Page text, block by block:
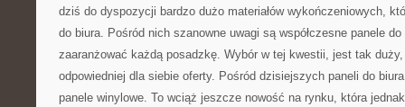
dziś do dyspozycji bardzo dużo materiałów wykończeniowych,
do biura. Pośród nich szanowne uwagi są współczesne panele
zaaranżować każdą posadzkę. Wybór w tej kwestii, jest tak
odpowiedniej dla siebie oferty. Pośród dzisiejszych paneli do
panele winylowe. To wciąż jeszcze nowość na rynku, która